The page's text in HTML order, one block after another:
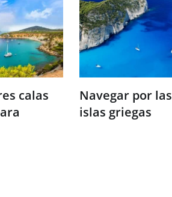
calas
Navegar por las
islas griegas